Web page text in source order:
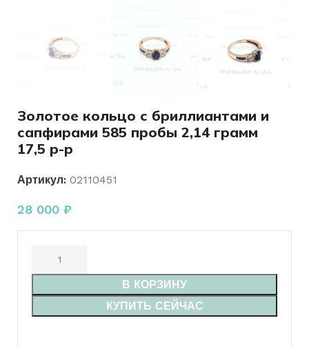
Золотое кольцо с бриллиантами и
сапфирами 585 пробы 2,14 грамм
17,5 р-р
Артикул: 02110451
28 000 ₽
В КОРЗИНУ
КУПИТЬ СЕЙЧАС